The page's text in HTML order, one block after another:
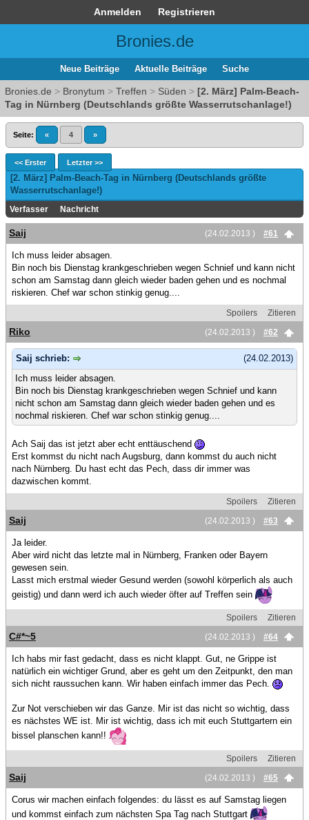
Anmelden Registrieren
Bronies.de
Neue Beiträge Aktuelle Beiträge Suche
Bronies.de > Bronytum > Treffen > Süden > [2. März] Palm-Beach-
Tag in Nürnberg (Deutschlands größte Wasserrutschanlage!)
Seite: « 4 »
<< Erster Letzter >>
[2. März] Palm-Beach-Tag in Nürnberg (Deutschlands größte
Wasserrutschanlage!)
Verfasser Nachricht
(24.02.2013 ) #61
Saij
Ich muss leider absagen.
Bin noch bis Dienstag krankgeschrieben wegen Schnief und kann nicht
schon am Samstag dann gleich wieder baden gehen und es nochmal
riskieren. Chef war schon stinkig genug....
Spoilers
Zitieren
(24.02.2013 )
#62
Riko
(24.02.2013)
Saij schrieb:
Ich muss leider absagen.
Bin noch bis Dienstag krankgeschrieben wegen Schnief und kann
nicht schon am Samstag dann gleich wieder baden gehen und es
nochmal riskieren. Chef war schon stinkig genug....
Ach Saij das ist jetzt aber echt enttäuschend
Erst kommst du nicht nach Augsburg, dann kommst du auch nicht
nach Nürnberg. Du hast echt das Pech, dass dir immer was
dazwischen kommt.
Spoilers
Zitieren
(24.02.2013 )
#63
Saij
Ja leider.
Aber wird nicht das letzte mal in Nürnberg, Franken oder Bayern
gewesen sein.
Lasst mich erstmal wieder Gesund werden (sowohl körperlich als auch
geistig) und dann werd ich auch wieder öfter auf Treffen sein
Spoilers
Zitieren
(24.02.2013 )
#64
C#*~5
Ich habs mir fast gedacht, dass es nicht klappt. Gut, ne Grippe ist
natürlich ein wichtiger Grund, aber es geht um den Zeitpunkt, den man
sich nicht raussuchen kann. Wir haben einfach immer das Pech.
Zur Not verschieben wir das Ganze. Mir ist das nicht so wichtig, dass
es nächstes WE ist. Mir ist wichtig, dass ich mit euch Stuttgartern ein
bissel planschen kann!!
Spoilers
Zitieren
(24.02.2013 )
#65
Saij
Corus wir machen einfach folgendes: du lässt es auf Samstag liegen
und kommst einfach zum nächsten Spa Tag nach Stuttgart